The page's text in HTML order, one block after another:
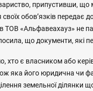
припустивши,
обов’язків передає
ТОВ «Альфавеахауз» не
що документи, які
хто є власником або
яка його юридична чи
земельної ділянки